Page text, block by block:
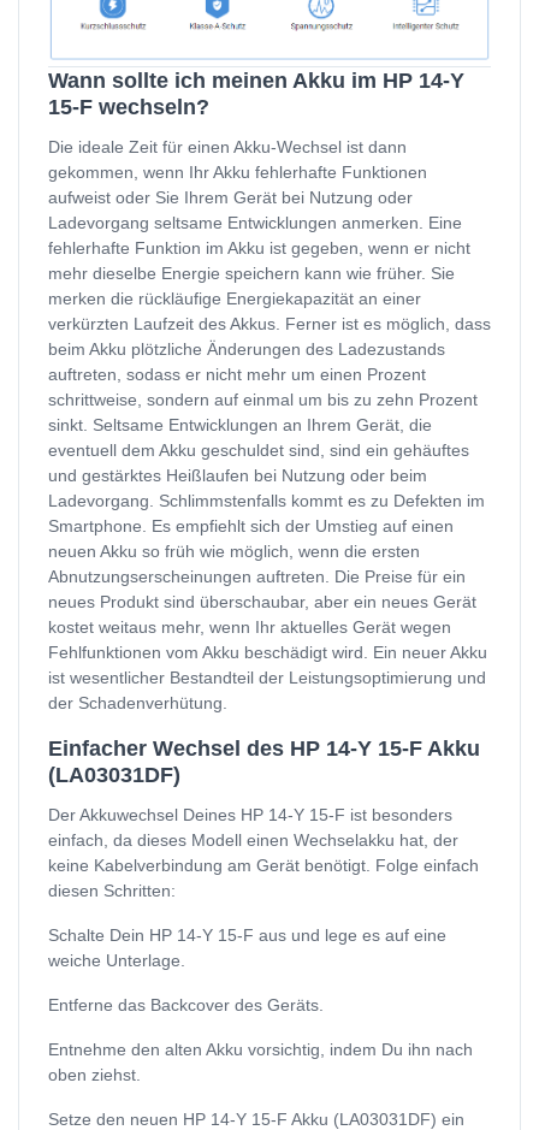
Wann sollte ich meinen Akku im HP 14-Y
15-F wechseln?
Die ideale Zeit für einen Akku-Wechsel ist dann
gekommen, wenn Ihr Akku fehlerhafte Funktionen
aufweist oder Sie Ihrem Gerät bei Nutzung oder
Ladevorgang seltsame Entwicklungen anmerken. Eine
fehlerhafte Funktion im Akku ist gegeben, wenn er nicht
mehr dieselbe Energie speichern kann wie früher. Sie
merken die rückläufige Energiekapazität an einer
verkürzten Laufzeit des Akkus. Ferner ist es möglich, dass
beim Akku plötzliche Änderungen des Ladezustands
auftreten, sodass er nicht mehr um einen Prozent
schrittweise, sondern auf einmal um bis zu zehn Prozent
sinkt. Seltsame Entwicklungen an Ihrem Gerät, die
eventuell dem Akku geschuldet sind, sind ein gehäuftes
und gestärktes Heißlaufen bei Nutzung oder beim
Ladevorgang. Schlimmstenfalls kommt es zu Defekten im
Smartphone. Es empfiehlt sich der Umstieg auf einen
neuen Akku so früh wie möglich, wenn die ersten
Abnutzungserscheinungen auftreten. Die Preise für ein
neues Produkt sind überschaubar, aber ein neues Gerät
kostet weitaus mehr, wenn Ihr aktuelles Gerät wegen
Fehlfunktionen vom Akku beschädigt wird. Ein neuer Akku
ist wesentlicher Bestandteil der Leistungsoptimierung und
der Schadenverhütung.
Einfacher Wechsel des HP 14-Y 15-F Akku
(LA03031DF)
Der Akkuwechsel Deines HP 14-Y 15-F ist besonders
einfach, da dieses Modell einen Wechselakku hat, der
keine Kabelverbindung am Gerät benötigt. Folge einfach
diesen Schritten:
Schalte Dein HP 14-Y 15-F aus und lege es auf eine
weiche Unterlage.
Entferne das Backcover des Geräts.
Entnehme den alten Akku vorsichtig, indem Du ihn nach
oben ziehst.
Setze den neuen HP 14-Y 15-F Akku (LA03031DF) ein